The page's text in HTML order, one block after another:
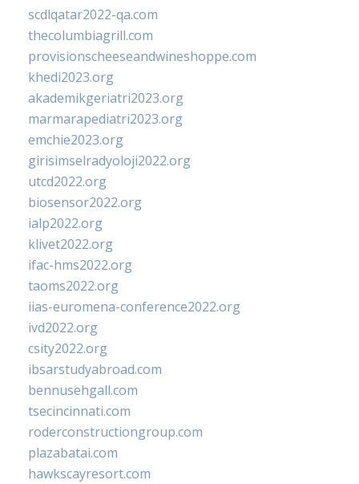
scdlqatar2022-qa.com
thecolumbiagrill.com
provisionscheeseandwineshoppe.com
khedi2023.org
akademikgeriatri2023.org
marmarapediatri2023.org
emchie2023.org
girisimselradyoloji2022.org
utcd2022.org
biosensor2022.org
ialp2022.org
klivet2022.org
ifac-hms2022.org
taoms2022.org
iias-euromena-conference2022.org
ivd2022.org
csity2022.org
ibsarstudyabroad.com
bennusehgall.com
tsecincinnati.com
roderconstructiongroup.com
plazabatai.com
hawkscayresort.com